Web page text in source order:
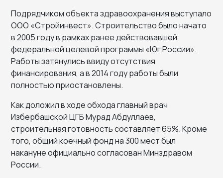
Подрядчиком объекта здравоохранения выступало
ООО «Стройинвест». Строительство было начато
в 2005 году в рамках ранее действовавшей
федеральной целевой программы «Юг России».
Работы затянулись ввиду отсутствия
финансирования, а в 2014 году работы были
полностью приостановлены.
Как доложил в ходе обхода главный врач
Избербашской ЦГБ Мурад Абдуллаев,
строительная готовность составляет 65%. Кроме
того, общий коечный фонд на 300 мест был
накануне официально согласован Минздравом
России.